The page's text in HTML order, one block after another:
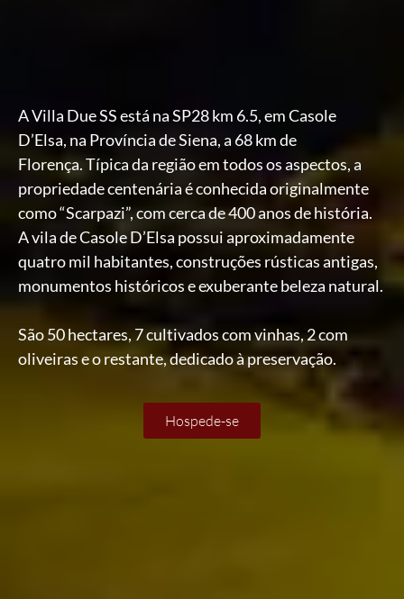
A Villa Due SS está na SP28 km 6.5, em Casole
D’Elsa, na Província de Siena, a 68 km de
Florença. Típica da região em todos os aspectos, a
propriedade centenária é conhecida originalmente
como “Scarpazi”, com cerca de 400 anos de história.
A vila de Casole D’Elsa possui aproximadamente
quatro mil habitantes, construções rústicas antigas,
monumentos históricos e exuberante beleza natural.
São 50 hectares, 7 cultivados com vinhas, 2 com
oliveiras e o restante, dedicado à preservação.
Hospede-se